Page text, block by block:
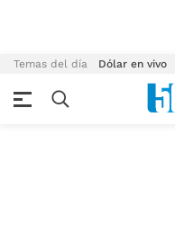
Temas del día Dólar en vivo